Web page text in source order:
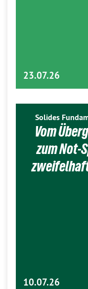
23.07.26
Solides
Vom
zum Not-
10.07.26